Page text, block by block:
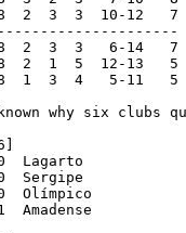
8  2  3  3  10-12   7
8  2  3  3   6-14   7
2  1  5  12-13   5
1  3  4   5-11   5
why six clubs
Lagarto
Sergipe
Olímpico
Amadense